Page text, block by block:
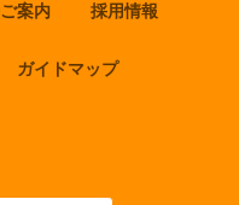
案内 採用情報
ガイドマップ